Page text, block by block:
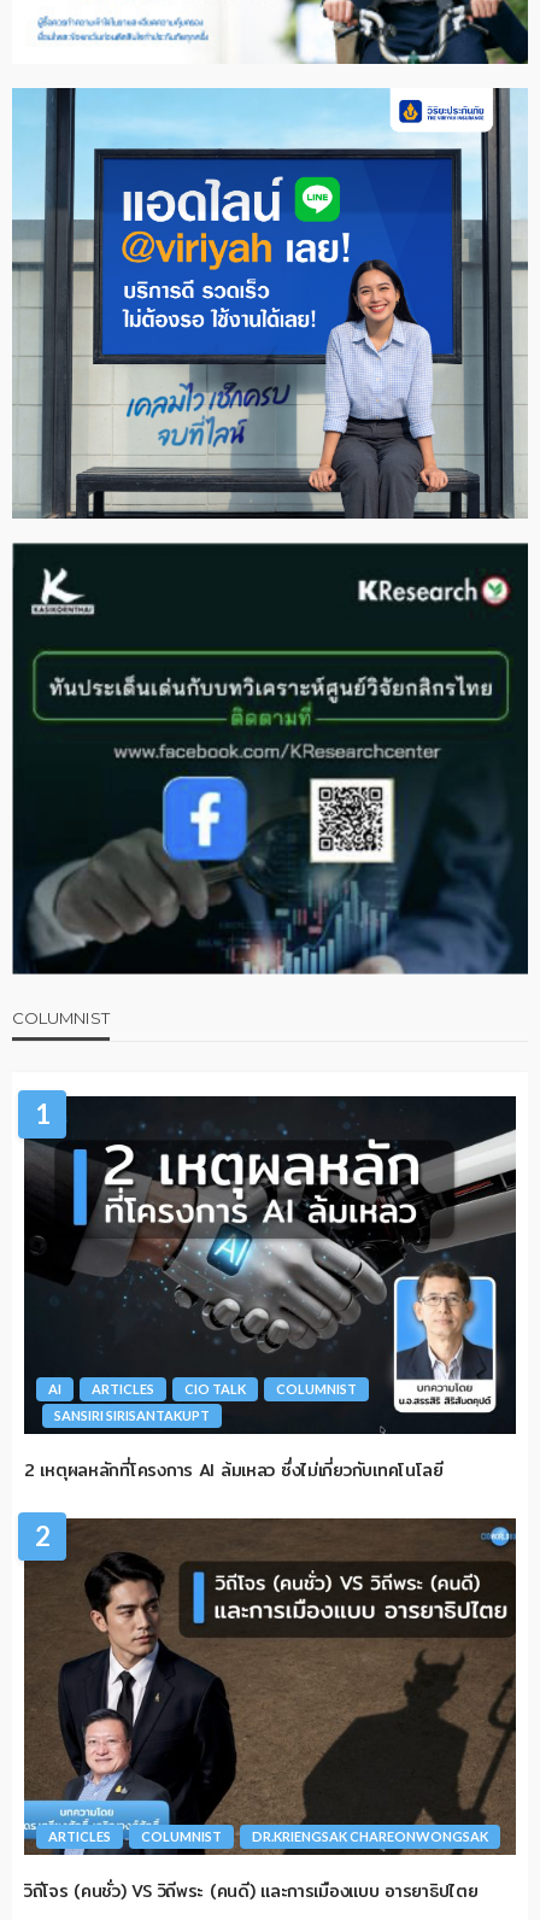
COLUMNIST
1
AI ARTICLES CIO TALK
COLUMNIST
SANSIRI SIRISANTAKUPT
2 เหตุผลหลักที่โครงการ AI ล้มเหลว ซึ่งไม่เกี่ยวกับเทคโนโลยี
2
ARTICLES COLUMNIST DR.KRIENGSAK CHAREONWONGSAK
วิถีโจร (คนชั่ว) VS วิถีพระ (คนดี) และการเมืองแบบ อารยาธิปไตย